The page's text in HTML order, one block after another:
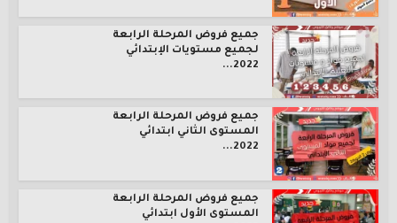
جميع فروض المرحلة الرابعة
لجميع مستويات الإبتدائي
2022...
جميع فروض المرحلة الرابعة
المستوى الثاني ابتدائي
2022...
جميع فروض المرحلة الرابعة
المستوى الأول ابتدائي